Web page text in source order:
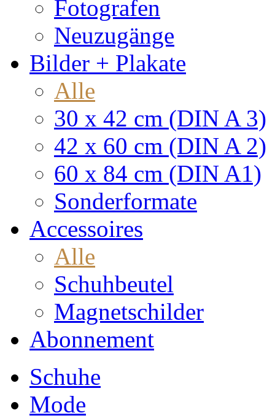
Fotografen
Neuzugänge
Bilder + Plakate
Alle
30 x 42 cm (DIN A 3)
42 x 60 cm (DIN A 2)
60 x 84 cm (DIN A1)
Sonderformate
Accessoires
Alle
Schuhbeutel
Magnetschilder
Abonnement
Schuhe
Mode